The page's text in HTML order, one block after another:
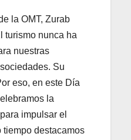
la OMT, Zurab
turismo nunca ha
nuestras
Su
eso, en este Día
la
impulsar el
tiempo destacamos